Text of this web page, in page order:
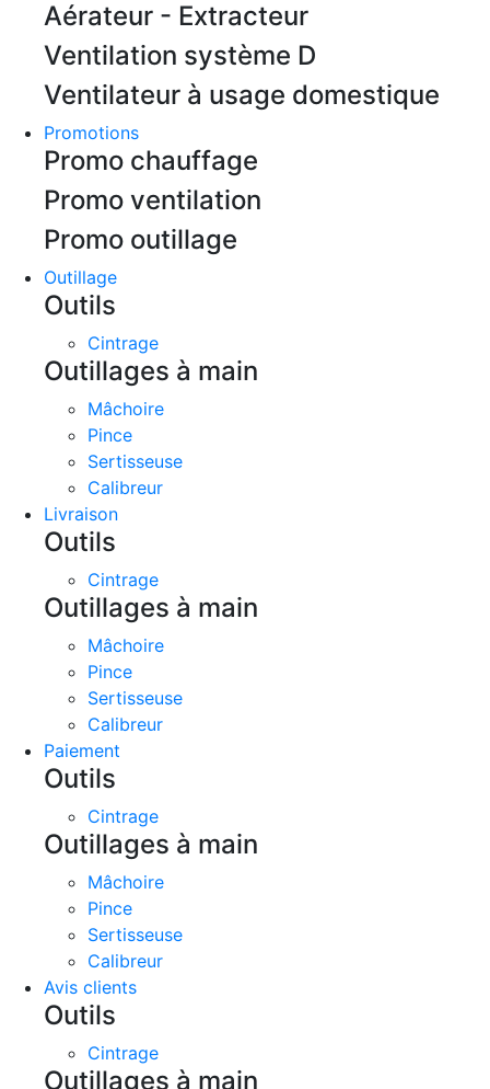
Aérateur - Extracteur
Ventilation système D
Ventilateur à usage domestique
Promotions
Promo chauffage
Promo ventilation
Promo outillage
Outillage
Outils
Cintrage
Outillages à main
Mâchoire
Pince
Sertisseuse
Calibreur
Livraison
Outils
Cintrage
Outillages à main
Mâchoire
Pince
Sertisseuse
Calibreur
Paiement
Outils
Cintrage
Outillages à main
Mâchoire
Pince
Sertisseuse
Calibreur
Avis clients
Outils
Cintrage
Outillages à main